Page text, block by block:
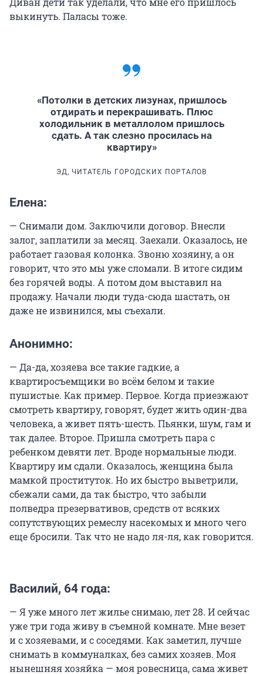
выкинуть. Паласы тоже.
«Потолки в детских лизунах, пришлось
отдирать и перекрашивать. Плюс
холодильник в металлолом пришлось
сдать. А так слезно просилась на
квартиру»
ЭД, ЧИТАТЕЛЬ ГОРОДСКИХ ПОРТАЛОВ
Елена:
— Снимали дом. Заключили договор. Внесли
залог, заплатили за месяц. Заехали. Оказалось, не
работает газовая колонка. Звоню хозяину, а он
говорит, что это мы уже сломали. В итоге сидим
без горячей воды. А потом дом выставил на
продажу. Начали люди туда-сюда шастать, он
даже не извинился, мы съехали.
Анонимно:
— Да-да, хозяева все такие гадкие, а
квартиросъемщики во всём белом и такие
пушистые. Как пример. Первое. Когда приезжают
смотреть квартиру, говорят, будет жить один-два
человека, а живет пять-шесть. Пьянки, шум, гам и
так далее. Второе. Пришла смотреть пара с
ребенком девяти лет. Вроде нормальные люди.
Квартиру им сдали. Оказалось, женщина была
мамкой проституток. Но их быстро выветрили,
сбежали сами, да так быстро, что забыли
полведра презервативов, средств от всяких
сопутствующих ремеслу насекомых и много чего
еще бросили. Так что не надо ля-ля, как говорится.
Василий, 64 года:
— Я уже много лет жилье снимаю, лет 28. И сейчас
уже три года живу в съемной комнате. Мне везет
и с хозяевами, и с соседями. Как заметил, лучше
снимать в коммуналках, без самих хозяев. Моя
нынешняя хозяйка — моя ровесница, сама живет